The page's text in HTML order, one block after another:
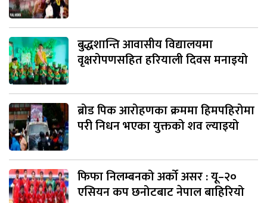
बुद्धशान्ति आवासीय विद्यालयमा
वृक्षरोपणसहित हरियाली दिवस मनाइयो
ब्रोड पिक आरोहणका क्रममा हिमपहिरोमा
परी निधन भएका युक्तको शव ल्याइयो
फिफा निलम्बनको अर्को असर : यू–२०
एसियन कप छनोटबाट नेपाल बाहिरियो